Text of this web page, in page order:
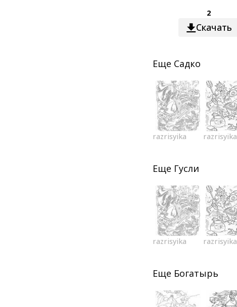
2
Скачать
Еще Садко
razrisyika razrisyika
Еще Гусли
razrisyika razrisyika
Еще Богатырь